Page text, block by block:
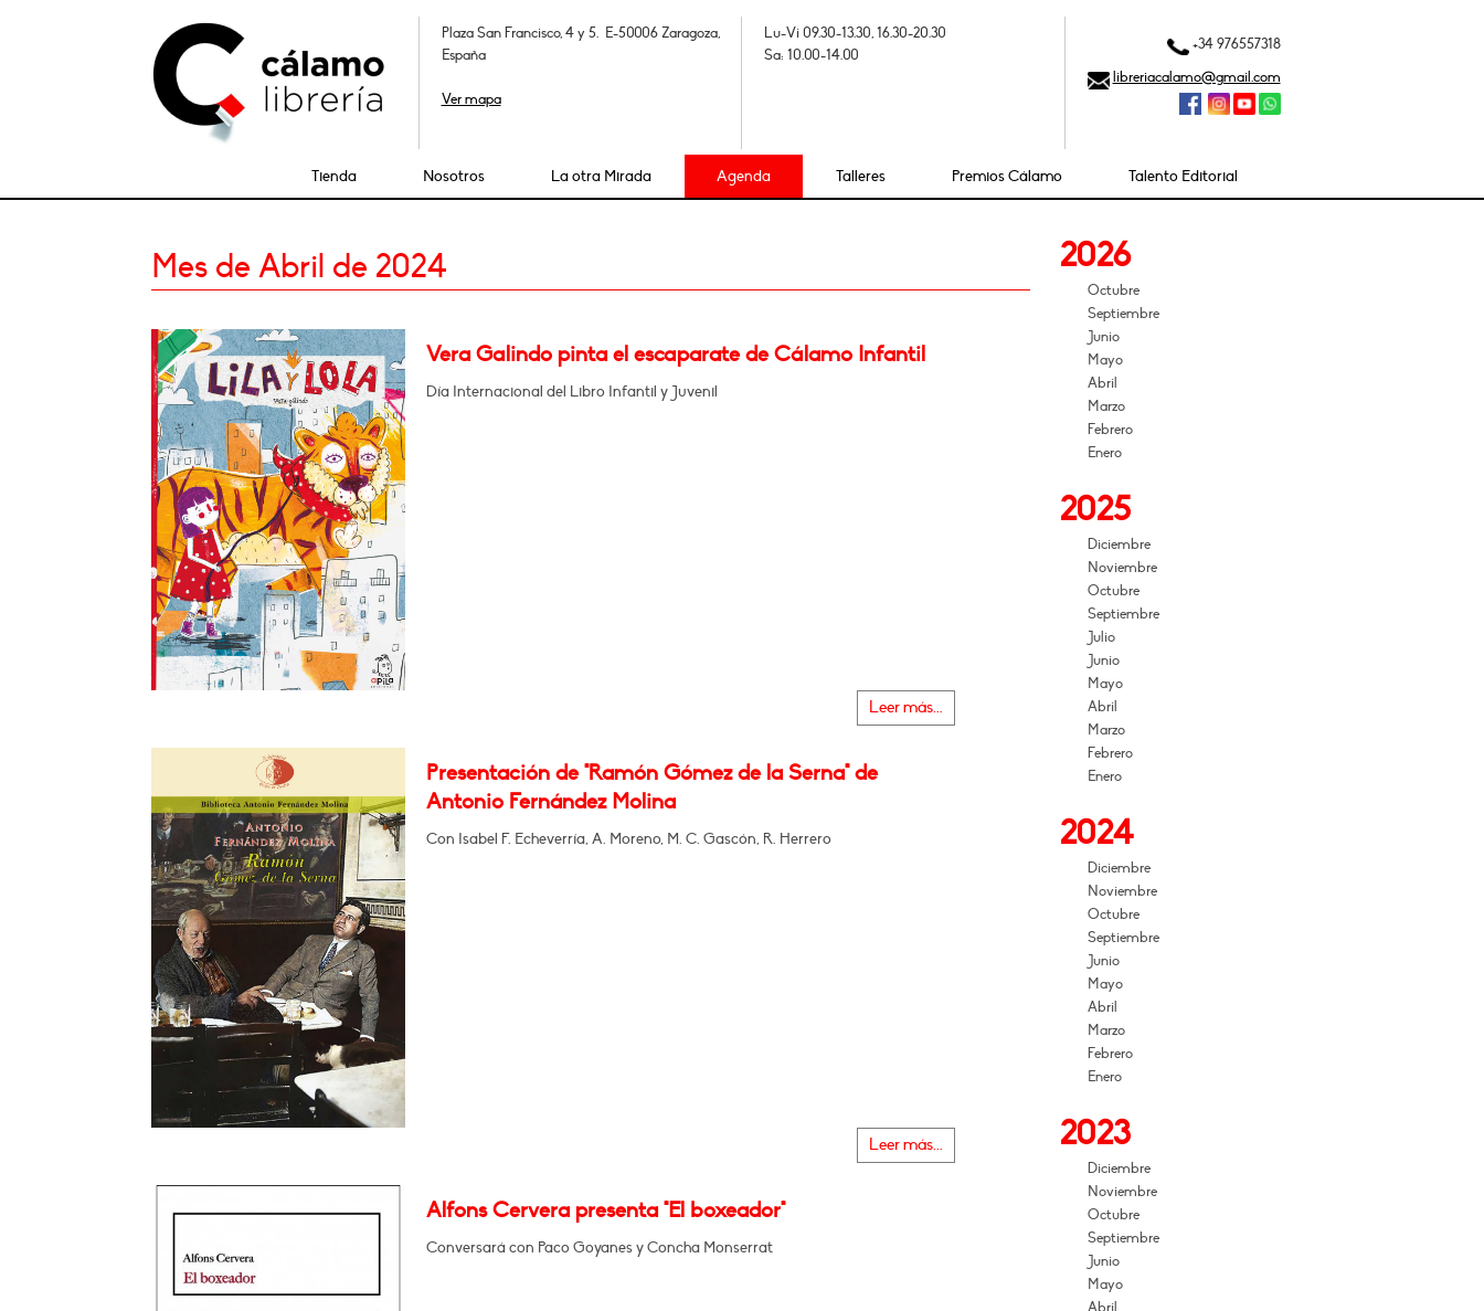
Plaza San Francisco, 4 y 5. E-50006 Zaragoza,
España
Ver mapa
Lu-Vi 09.30-13.30, 16.30-20.30
Sa: 10.00-14.00
+34 976557318
libreriacalamo@gmail.com
Tienda Nosotros La otra Mirada Agenda Talleres Premios Cálamo Talento Editorial
Mes de Abril de 2024
Vera Galindo pinta el escaparate de Cálamo Infantil
Día Internacional del Libro Infantil y Juvenil
Leer más...
Presentación de "Ramón Gómez de la Serna" de
Antonio Fernández Molina
Con Isabel F. Echeverría, A. Moreno, M. C. Gascón, R. Herrero
Leer más...
Alfons Cervera presenta "El boxeador"
Conversará con Paco Goyanes y Concha Monserrat
2026
Octubre
Septiembre
Junio
Mayo
Abril
Marzo
Febrero
Enero
2025
Diciembre
Noviembre
Octubre
Septiembre
Julio
Junio
Mayo
Abril
Marzo
Febrero
Enero
2024
Diciembre
Noviembre
Octubre
Septiembre
Junio
Mayo
Abril
Marzo
Febrero
Enero
2023
Diciembre
Noviembre
Octubre
Septiembre
Junio
Mayo